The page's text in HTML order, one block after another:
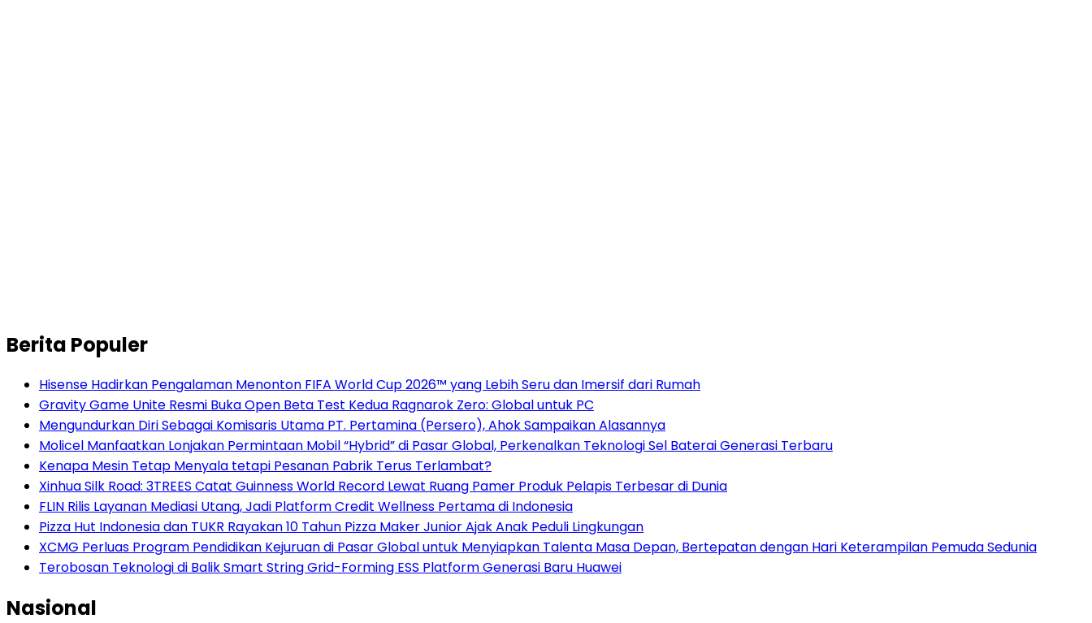
Berita Populer
Hisense Hadirkan Pengalaman Menonton FIFA World Cup 2026™ yang Lebih Seru dan Imersif dari Rumah
Gravity Game Unite Resmi Buka Open Beta Test Kedua Ragnarok Zero: Global untuk PC
Mengundurkan Diri Sebagai Komisaris Utama PT. Pertamina (Persero), Ahok Sampaikan Alasannya
Molicel Manfaatkan Lonjakan Permintaan Mobil “Hybrid” di Pasar Global, Perkenalkan Teknologi Sel Baterai Generasi Terbaru
Kenapa Mesin Tetap Menyala tetapi Pesanan Pabrik Terus Terlambat?
Xinhua Silk Road: 3TREES Catat Guinness World Record Lewat Ruang Pamer Produk Pelapis Terbesar di Dunia
FLIN Rilis Layanan Mediasi Utang, Jadi Platform Credit Wellness Pertama di Indonesia
Pizza Hut Indonesia dan TUKR Rayakan 10 Tahun Pizza Maker Junior Ajak Anak Peduli Lingkungan
XCMG Perluas Program Pendidikan Kejuruan di Pasar Global untuk Menyiapkan Talenta Masa Depan, Bertepatan dengan Hari Keterampilan Pemuda Sedunia
Terobosan Teknologi di Balik Smart String Grid-Forming ESS Platform Generasi Baru Huawei
Nasional